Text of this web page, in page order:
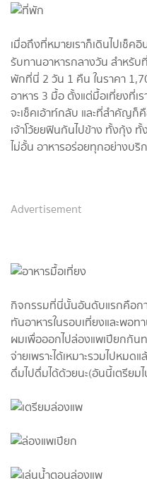
เมื่อถึงที่หมายเราก็เดินไปเช็ค
รับทานอาหารกลางวัน สำหรั
พักที่นี่ 2 วัน 1 คืน ในราคา
อาหาร 3 มื้อ ตั้งแต่มื้อเที่ยงที่เ
จะเช็คเอ้าท์กลับ และที่สำคัญก็
เจ้าโว้ยยฟินกันไปข้าง ทั้งกุ้ง
ไม่อั้น อาหารอร่อยทุกอย่างบริ
Advertisement
กิจกรรมที่นี่นั้นอันดับแรกคือก
ทันอาหารในรอบเที่ยงและพอท
ผมเพื่อออกไปล่องแพเปียกกัน
จ่ายเพราะได้เหมาะรวมไปหมด
ดื่มไปดื่มได้ด้วยนะ(อันนี้เตรียมไ